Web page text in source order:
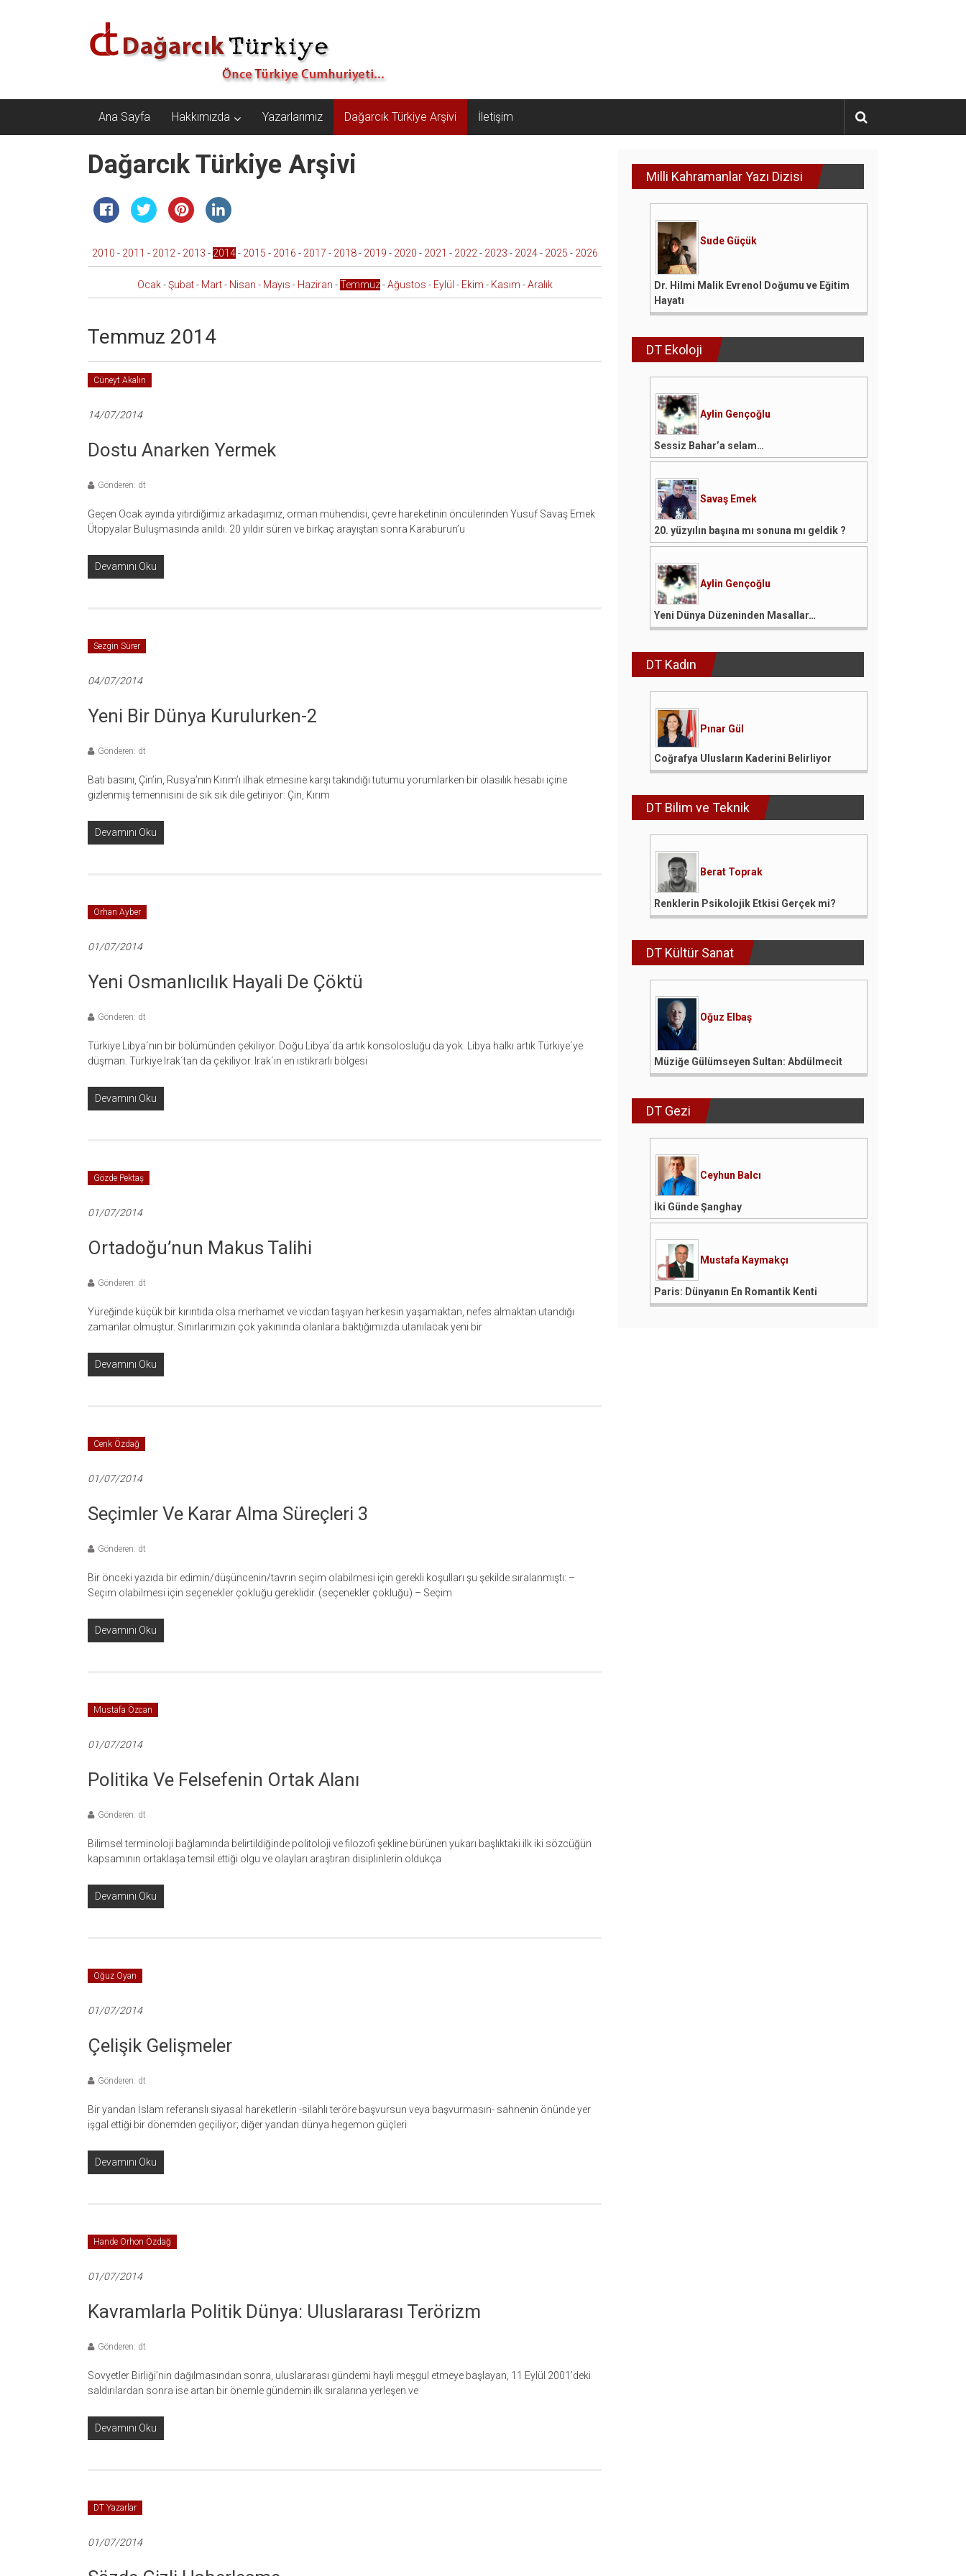
Dağarcık
Türkiye
Türkiye
Cumhuriyeti…
Ana Sayfa Hakkımızda Yazarlarımız Dağarcık Türkiye Arşivi İletişim
Dağarcık Türkiye Arşivi
2010 - 2011 - 2012 - 2013 - 2014- 2015 - 2016 - 2017 - 2018- 2019 - 2020 - 2021 - 2022 - 2023 - 2024- 2025 - 2026
Ocak-Şubat- Mart- Nisan - Mayıs - Haziran -Temmuz-Ağustos - Eylül - Ekim - Kasım -Aralık
Temmuz 2014
Cüneyt Akalın
14/07/2014
Dostu Anarken Yermek
Gönderen: dt
Geçen Ocak ayında yitirdiğimiz arkadaşımız, orman mühendisi, çevre hareketinin öncülerinden Yusuf Savaş Emek
Ütopyalar Buluşmasında anıldı. 20 yıldır süren ve birkaç arayıştan sonra Karaburun’u
Devamını Oku
Sezgin Sürer
04/07/2014
Yeni Bir Dünya Kurulurken-2
Gönderen: dt
Batı basını, Çin’in, Rusya’nın Kırım’ı ilhak etmesine karşı takındığı tutumu yorumlarken bir olasılık hesabı içine
gizlenmiş temennisini de sık sık dile getiriyor: Çin, Kırım
Devamını Oku
Orhan Ayber
01/07/2014
Yeni Osmanlıcılık Hayali De Çöktü
Gönderen: dt
Türkiye Libya´nın bir bölümünden çekiliyor. Doğu Libya´da artık konsolosluğu da yok. Libya halkı artık Türkiye´ye
düşman. Türkiye Irak´tan da çekiliyor. Irak´ın en istikrarlı bölgesi
Devamını Oku
Gözde Pektaş
01/07/2014
Ortadoğu’nun Makus Talihi
Gönderen: dt
Yüreğinde küçük bir kırıntıda olsa merhamet ve vicdan taşıyan herkesin yaşamaktan, nefes almaktan utandığı
zamanlar olmuştur. Sınırlarımızın çok yakınında olanlara baktığımızda utanılacak yeni bir
Devamını Oku
Cenk Özdağ
01/07/2014
Seçimler Ve Karar Alma Süreçleri 3
Gönderen: dt
Bir önceki yazıda bir edimin/düşüncenin/tavrın seçim olabilmesi için gerekli koşulları şu şekilde sıralanmıştı: –
Seçim olabilmesi için seçenekler çokluğu gereklidir. (seçenekler çokluğu) – Seçim
Devamını Oku
Mustafa Özcan
01/07/2014
Politika Ve Felsefenin Ortak Alanı
Gönderen: dt
Bilimsel terminoloji bağlamında belirtildiğinde politoloji ve filozofi şekline bürünen yukarı başlıktaki ilk iki sözcüğün
kapsamının ortaklaşa temsil ettiği olgu ve olayları araştıran disiplinlerin oldukça
Devamını Oku
Oğuz Oyan
01/07/2014
Çelişik Gelişmeler
Gönderen: dt
Bir yandan İslam referanslı siyasal hareketlerin -silahlı teröre başvursun veya başvurmasın- sahnenin önünde yer
işgal ettiği bir dönemden geçiliyor; diğer yandan dünya hegemon güçleri
Devamını Oku
Hande Orhon Özdağ
01/07/2014
Kavramlarla Politik Dünya: Uluslararası Terörizm
Gönderen: dt
Sovyetler Birliği’nin dağılmasından sonra, uluslararası gündemi hayli meşgul etmeye başlayan, 11 Eylül 2001’deki
saldırılardan sonra ise artan bir önemle gündemin ilk sıralarına yerleşen ve
Devamını Oku
DT Yazarlar
01/07/2014
Milli Kahramanlar Yazı Dizisi
Sude Güçük
Dr. Hilmi Malik Evrenol Doğumu ve Eğitim
Hayatı
DT Ekoloji
Aylin Gençoğlu
Sessiz Bahar’a selam…
Savaş Emek
20. yüzyılın başına mı sonuna mı geldik ?
Aylin Gençoğlu
Yeni Dünya Düzeninden Masallar…
DT Kadın
Pınar Gül
Coğrafya Ulusların Kaderini Belirliyor
DT Bilim ve Teknik
Berat Toprak
Renklerin Psikolojik Etkisi Gerçek mi?
DT Kültür Sanat
Oğuz Elbaş
Müziğe Gülümseyen Sultan: Abdülmecit
DT Gezi
Ceyhun Balcı
İki Günde Şanghay
Mustafa Kaymakçı
Paris: Dünyanın En Romantik Kenti